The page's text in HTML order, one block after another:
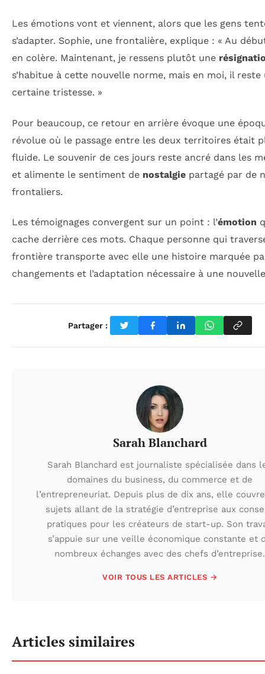
Les émotions vont et viennent, alors que les gens
s’adapter. Sophie, une frontalière, explique : « Au
en colère. Maintenant, je ressens plutôt une
s’habitue à cette nouvelle norme, mais en moi, il reste
certaine tristesse. »
Pour beaucoup, ce retour en arrière évoque une
révolue où le passage entre les deux territoires était
fluide. Le souvenir de ces jours reste ancré dans les
et alimente le sentiment de nostalgie partagé par de
frontaliers.
Les témoignages convergent sur un point : l’émotion
cache derrière ces mots. Chaque personne qui
frontière transporte avec elle une histoire marquée
changements et l’adaptation nécessaire à une
Partager :
Sarah Blanchard
Sarah Blanchard est journaliste spécialisée dans
domaines du business, du commerce et de
l’entrepreneuriat. Depuis plus de dix ans, elle
sujets allant de la stratégie d’entreprise aux
pratiques pour les créateurs de start-up. Son
s’appuie sur une veille économique constante et
nombreux échanges avec des chefs d’entreprise.
VOIR TOUS LES ARTICLES →
Articles similaires